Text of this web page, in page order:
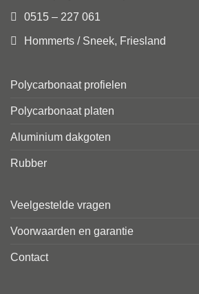
0515 – 227 061
Hommerts / Sneek, Friesland
Polycarbonaat profielen
Polycarbonaat platen
Aluminium dakgoten
Rubber
Veelgestelde vragen
Voorwaarden en garantie
Contact